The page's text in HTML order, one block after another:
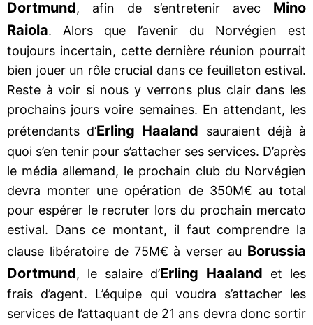
Dortmund, afin de s’entretenir avec Mino
Raiola. Alors que l’avenir du Norvégien est
toujours incertain, cette dernière réunion pourrait
bien jouer un rôle crucial dans ce feuilleton estival.
Reste à voir si nous y verrons plus clair dans les
prochains jours voire semaines. En attendant, les
prétendants d’Erling Haaland sauraient déjà à
quoi s’en tenir pour s’attacher ses services. D’après
le média allemand, le prochain club du Norvégien
devra monter une opération de 350M€ au total
pour espérer le recruter lors du prochain mercato
estival. Dans ce montant, il faut comprendre la
clause libératoire de 75M€ à verser au Borussia
Dortmund, le salaire d’Erling Haaland et les
frais d’agent. L’équipe qui voudra s’attacher les
services de l’attaquant de 21 ans devra donc sortir